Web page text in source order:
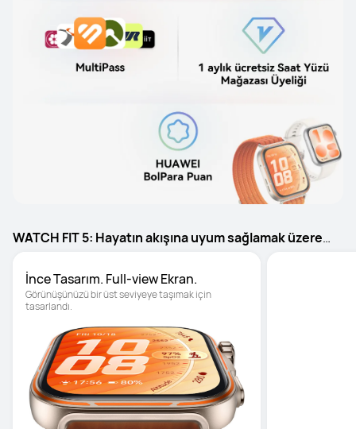
WATCH FIT 5: Hayatın akışına uyum sağlamak üzere
İnce Tasarım. Full-view Ekran.
Görünüşünüzü bir üst seviyeye taşımak için
tasarlandı.